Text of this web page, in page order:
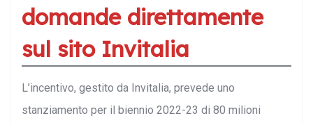
domande direttamente
sul sito Invitalia
L’incentivo, gestito da Invitalia, prevede uno
stanziamento per il biennio 2022-23 di 80 milioni